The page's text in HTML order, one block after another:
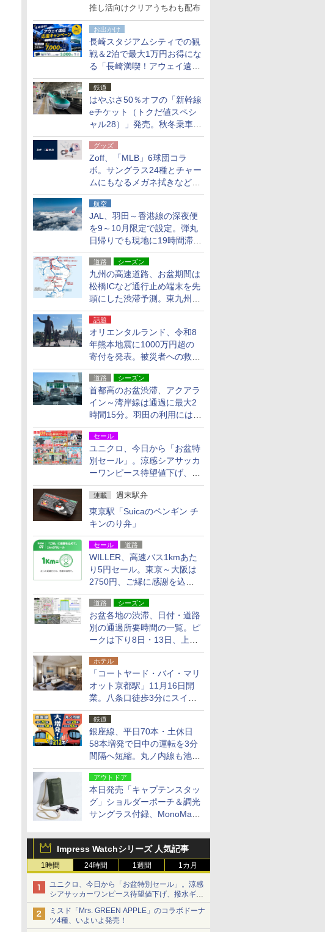
「GO！GO！長崎スタンプラ
推し活向けクリアうちわも配布
お出かけ
長崎スタジアムシティでの観
戦＆2泊で最大1万円お得にな
る「長崎満喫！アウェイ遠征
応援キャンペーン」
鉄道
はやぶさ50％オフの「新幹線
eチケット（トクだ値スペシ
ャル28）」発売。秋冬乗車
分、えきねっと限定
グッズ
Zoff、「MLB」6球団コラ
ボ。サングラス24種とチャー
ムにもなるメガネ拭きなど雑
貨24種
航空
JAL、羽田～香港線の深夜便
を9～10月限定で設定。弾丸
日帰りでも現地に19時間滞在
できる
道路 シーズン
九州の高速道路、お盆期間は
松橋ICなど通行止め端末を先
頭にした渋滞予測。東九州道
への迂回は料金調整を実施
話題
オリエンタルランド、令和8
年熊本地震に1000万円超の
寄付を発表。被災者への救援
活動・復旧支援
道路 シーズン
首都高のお盆渋滞、アクアラ
イン～湾岸線は通過に最大2
時間15分。羽田の利用には
「空港西出口」の利用検討を
セール
ユニクロ、今日から「お盆特
別セール」。涼感シアサッカ
ーワンピース待望値下げ、撥
水ギアショーツは1990円に
連載 週末駅弁
東京駅「Suicaのペンギン チ
キンのり弁」
セール 道路
WILLER、高速バス1kmあた
り5円セール。東京～大阪は
2750円、ご縁に感謝を込め
た20周年記念キャンペーン
道路 シーズン
お盆各地の渋滞、日付・道路
別の通過所要時間の一覧。ピ
ークは下り8日・13日、上り
14日・15日
ホテル
「コートヤード・バイ・マリ
オット京都駅」11月16日開
業。八条口徒歩3分にスイー
ト含む全270室、ダイニング
も併設
鉄道
銀座線、平日70本・土休日
58本増発で日中の運転を3分
間隔へ短縮。丸ノ内線も池袋
～中野坂上を4分間隔に
アウトドア
本日発売「キャプテンスタッ
グ」ショルダーポーチ＆調光
サングラス付録、MonoMax
Impress Watchシリーズ 人気記事
1時間 24時間 1週間 1カ月
ユニクロ、今日から「お盆特別セール」。涼感
シアサッカーワンピース待望値下げ、撥水ギア
ショーツは1990円に
ミスド「Mrs. GREEN APPLE」のコラボドーナ
ツ4種、いよいよ発売！